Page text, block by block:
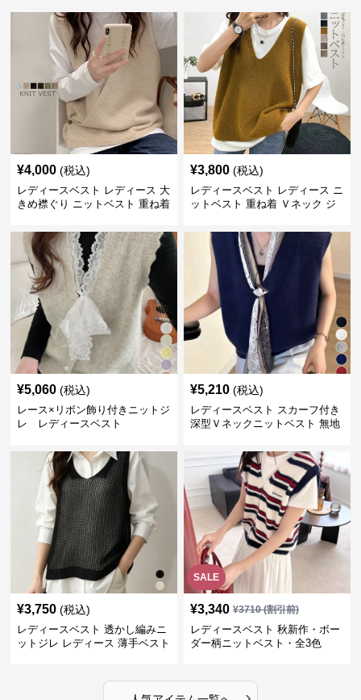
¥4,000 (税込)
レディースベスト レディース 大
きめ襟ぐり ニットベスト 重ね着
¥3,800 (税込)
レディースベスト レディース ニ
ットベスト 重ね着 Ｖネック ジ
¥5,060 (税込)
レース×リボン飾り付きニットジ
レ レディースベスト
¥5,210 (税込)
レディースベスト スカーフ付き
深型Ｖネックニットベスト 無地
¥3,750 (税込)
レディースベスト 透かし編みニ
ットジレ レディース 薄手ベスト
SALE
¥3,340 ¥3710(割引前)
レディースベスト 秋新作・ボー
ダー柄ニットベスト・全3色